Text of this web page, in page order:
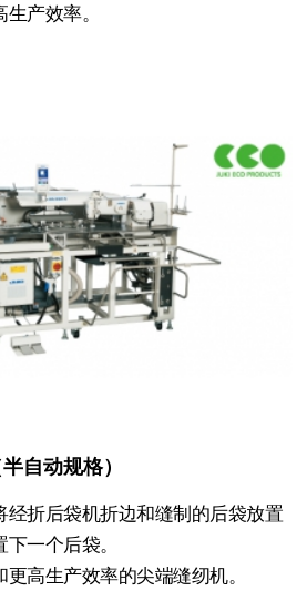
产效率。
自动规格）
折后袋机折边和缝制的后袋放置
一个后袋。
高生产效率的尖端缝纫机。